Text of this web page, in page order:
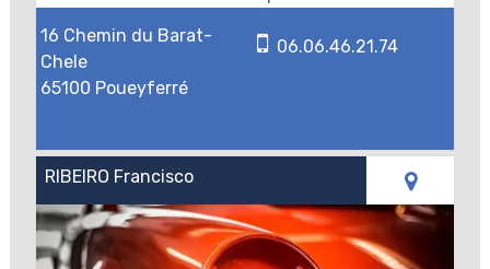
16 Chemin du Barat-
Chele
65100 Poueyferré
06.06.46.21.74
RIBEIRO Francisco